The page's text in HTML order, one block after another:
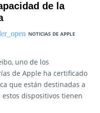
de la
NOTICIAS DE APPLE
uno de los
de Apple ha certificado
que están destinadas a
dispositivos tienen